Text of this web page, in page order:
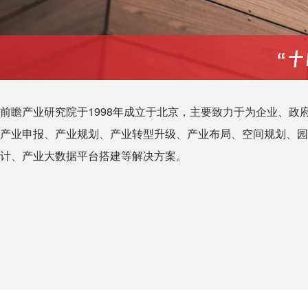
前瞻产业研究院于1998年成立于北京，主要致力于为企业、政
产业申报、产业规划、产业转型升级、产业布局、空间规划、
计、产业大数据平台搭建等解决方案。